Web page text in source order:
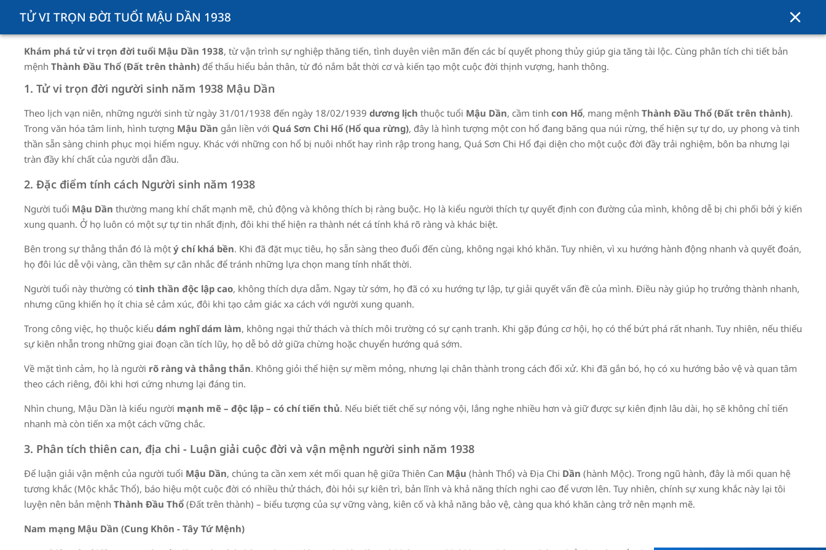
TỬ VI TRỌN ĐỜI TUỔI MẬU DẦN 1938
Khám phá tử vi trọn đời tuổi Mậu Dần 1938, từ vận trình sự nghiệp thăng tiến, tình duyên viên mãn đến các bí quyết phong thủy giúp gia tăng tài lộc. Cùng phân tích chi tiết bản
mệnh Thành Đầu Thổ (Đất trên thành) để thấu hiểu bản thân, từ đó nắm bắt thời cơ và kiến tạo một cuộc đời thịnh vượng, hanh thông.
1. Tử vi trọn đời người sinh năm 1938 Mậu Dần
Theo lịch vạn niên, những người sinh từ ngày 31/01/1938 đến ngày 18/02/1939 dương lịch thuộc tuổi Mậu Dần, cầm tinh con Hổ, mang mệnh Thành Đầu Thổ (Đất trên thành).
Trong văn hóa tâm linh, hình tượng Mậu Dần gắn liền với Quá Sơn Chi Hổ (Hổ qua rừng), đây là hình tượng một con hổ đang băng qua núi rừng, thể hiện sự tự do, uy phong và tinh
thần sẵn sàng chinh phục mọi hiểm nguy. Khác với những con hổ bị nuôi nhốt hay rình rập trong hang, Quá Sơn Chi Hổ đại diện cho một cuộc đời đầy trải nghiệm, bôn ba nhưng lại
tràn đầy khí chất của người dẫn đầu.
2. Đặc điểm tính cách Người sinh năm 1938
Người tuổi Mậu Dần thường mang khí chất mạnh mẽ, chủ động và không thích bị ràng buộc. Họ là kiểu người thích tự quyết định con đường của mình, không dễ bị chi phối bởi ý kiến
xung quanh. Ở họ luôn có một sự tự tin nhất định, đôi khi thể hiện ra thành nét cá tính khá rõ ràng và khác biệt.
Bên trong sự thẳng thắn đó là một ý chí khá bền. Khi đã đặt mục tiêu, họ sẵn sàng theo đuổi đến cùng, không ngại khó khăn. Tuy nhiên, vì xu hướng hành động nhanh và quyết đoán,
họ đôi lúc dễ vội vàng, cần thêm sự cân nhắc để tránh những lựa chọn mang tính nhất thời.
Người tuổi này thường có tinh thần độc lập cao, không thích dựa dẫm. Ngay từ sớm, họ đã có xu hướng tự lập, tự giải quyết vấn đề của mình. Điều này giúp họ trưởng thành nhanh,
nhưng cũng khiến họ ít chia sẻ cảm xúc, đôi khi tạo cảm giác xa cách với người xung quanh.
Trong công việc, họ thuộc kiểu dám nghĩ dám làm, không ngại thử thách và thích môi trường có sự cạnh tranh. Khi gặp đúng cơ hội, họ có thể bứt phá rất nhanh. Tuy nhiên, nếu thiếu
sự kiên nhẫn trong những giai đoạn cần tích lũy, họ dễ bỏ dở giữa chừng hoặc chuyển hướng quá sớm.
Về mặt tình cảm, họ là người rõ ràng và thẳng thắn. Không giỏi thể hiện sự mềm mỏng, nhưng lại chân thành trong cách đối xử. Khi đã gắn bó, họ có xu hướng bảo vệ và quan tâm
theo cách riêng, đôi khi hơi cứng nhưng lại đáng tin.
Nhìn chung, Mậu Dần là kiểu người mạnh mẽ – độc lập – có chí tiến thủ. Nếu biết tiết chế sự nóng vội, lắng nghe nhiều hơn và giữ được sự kiên định lâu dài, họ sẽ không chỉ tiến
nhanh mà còn tiến xa một cách vững chắc.
3. Phân tích thiên can, địa chi - Luận giải cuộc đời và vận mệnh người sinh năm 1938
Để luận giải vận mệnh của người tuổi Mậu Dần, chúng ta cần xem xét mối quan hệ giữa Thiên Can Mậu (hành Thổ) và Địa Chi Dần (hành Mộc). Trong ngũ hành, đây là mối quan hệ
tương khắc (Mộc khắc Thổ), báo hiệu một cuộc đời có nhiều thử thách, đòi hỏi sự kiên trì, bản lĩnh và khả năng thích nghi cao để vươn lên. Tuy nhiên, chính sự xung khắc này lại tôi
luyện nên bản mệnh Thành Đầu Thổ (Đất trên thành) – biểu tượng của sự vững vàng, kiên cố và khả năng bảo vệ, càng qua khó khăn càng trở nên mạnh mẽ.
Nam mạng Mậu Dần (Cung Khôn - Tây Tứ Mệnh)